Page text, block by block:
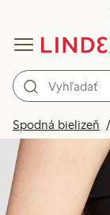
Spodná bielizeň